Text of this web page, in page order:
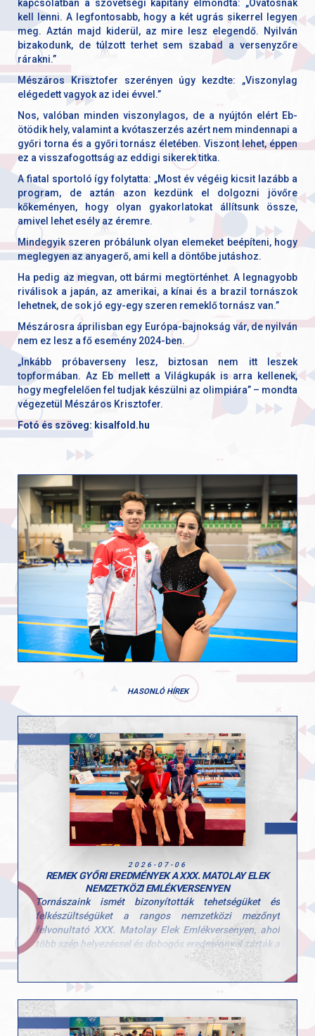
kapcsolatban a szövetségi kapitány elmondta: „Óvatosnak
kell lenni. A legfontosabb, hogy a két ugrás sikerrel legyen
meg. Aztán majd kiderül, az mire lesz elegendő. Nyilván
bizakodunk, de túlzott terhet sem szabad a versenyzőre
rárakni.”
Mészáros Krisztofer szerényen úgy kezdte: „Viszonylag
elégedett vagyok az idei évvel.”
Nos, valóban minden viszonylagos, de a nyújtón elért Eb-
ötödik hely, valamint a kvótaszerzés azért nem mindennapi a
győri torna és a győri tornász életében. Viszont lehet, éppen
ez a visszafogottság az eddigi sikerek titka.
A fiatal sportoló így folytatta: „Most év végéig kicsit lazább a
program, de aztán azon kezdünk el dolgozni jövőre
kőkeményen, hogy olyan gyakorlatokat állítsunk össze,
amivel lehet esély az éremre.
Mindegyik szeren próbálunk olyan elemeket beépíteni, hogy
meglegyen az anyagerő, ami kell a döntőbe jutáshoz.
Ha pedig az megvan, ott bármi megtörténhet. A legnagyobb
riválisok a japán, az amerikai, a kínai és a brazil tornászok
lehetnek, de sok jó egy-egy szeren remeklő tornász van.”
Mészárosra áprilisban egy Európa-bajnokság vár, de nyilván
nem ez lesz a fő esemény 2024-ben.
„Inkább próbaverseny lesz, biztosan nem itt leszek
topformában. Az Eb mellett a Világkupák is arra kellenek,
hogy megfelelően fel tudjak készülni az olimpiára” – mondta
végezetül Mészáros Krisztofer.
Fotó és szöveg: kisalfold.hu
HASONLÓ HÍREK
2026-07-06
REMEK GYŐRI EREDMÉNYEK A XXX. MATOLAY ELEK
NEMZETKÖZI EMLÉKVERSENYEN
Tornászaink ismét bizonyították tehetségüket és
felkészültségüket a rangos nemzetközi mezőnyt
felvonultató XXX. Matolay Elek Emlékversenyen, ahol
több szép helyezéssel és dobogós eredménnyel zárták a
Kerczó Emília – 6. hely
Kovács Bianka – 11. hely
Hegedűs Réka – 20. hely (két szeren indult)